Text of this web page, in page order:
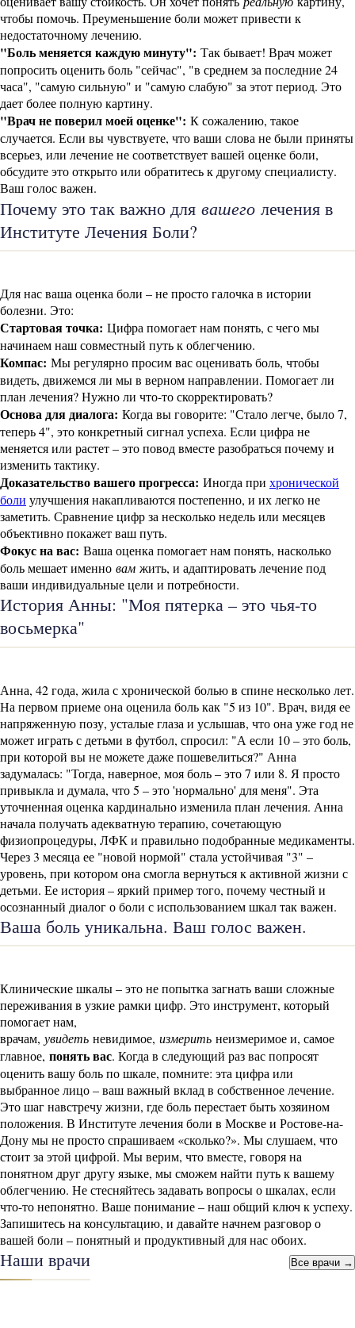
чтобы помочь. Преуменьшение боли может привести к
недостаточному лечению.
"Боль меняется каждую минуту": Так бывает! Врач может
попросить оценить боль "сейчас", "в среднем за последние 24
часа", "самую сильную" и "самую слабую" за этот период. Это
дает более полную картину.
"Врач не поверил моей оценке": К сожалению, такое
случается. Если вы чувствуете, что ваши слова не были приняты
всерьез, или лечение не соответствует вашей оценке боли,
обсудите это открыто или обратитесь к другому специалисту.
Ваш голос важен.
Почему это так важно для вашего лечения в
Институте Лечения Боли?
Для нас ваша оценка боли – не просто галочка в истории
болезни. Это:
Стартовая точка: Цифра помогает нам понять, с чего мы
начинаем наш совместный путь к облегчению.
Компас: Мы регулярно просим вас оценивать боль, чтобы
видеть, движемся ли мы в верном направлении. Помогает ли
план лечения? Нужно ли что-то скорректировать?
Основа для диалога: Когда вы говорите: "Стало легче, было 7,
теперь 4", это конкретный сигнал успеха. Если цифра не
меняется или растет – это повод вместе разобраться почему и
изменить тактику.
Доказательство вашего прогресса: Иногда при хронической
боли улучшения накапливаются постепенно, и их легко не
заметить. Сравнение цифр за несколько недель или месяцев
объективно покажет ваш путь.
Фокус на вас: Ваша оценка помогает нам понять, насколько
боль мешает именно вам жить, и адаптировать лечение под
ваши индивидуальные цели и потребности.
История Анны: "Моя пятерка – это чья-то
восьмерка"
Анна, 42 года, жила с хронической болью в спине несколько лет.
На первом приеме она оценила боль как "5 из 10". Врач, видя ее
напряженную позу, усталые глаза и услышав, что она уже год не
может играть с детьми в футбол, спросил: "А если 10 – это боль,
при которой вы не можете даже пошевелиться?" Анна
задумалась: "Тогда, наверное, моя боль – это 7 или 8. Я просто
привыкла и думала, что 5 – это 'нормально' для меня". Эта
уточненная оценка кардинально изменила план лечения. Анна
начала получать адекватную терапию, сочетающую
физиопроцедуры, ЛФК и правильно подобранные медикаменты.
Через 3 месяца ее "новой нормой" стала устойчивая "3" –
уровень, при котором она смогла вернуться к активной жизни с
детьми. Ее история – яркий пример того, почему честный и
осознанный диалог о боли с использованием шкал так важен.
Ваша боль уникальна. Ваш голос важен.
Клинические шкалы – это не попытка загнать ваши сложные
переживания в узкие рамки цифр. Это инструмент, который
помогает нам,
врачам, увидеть невидимое, измерить неизмеримое и, самое
главное, понять вас. Когда в следующий раз вас попросят
оценить вашу боль по шкале, помните: эта цифра или
выбранное лицо – ваш важный вклад в собственное лечение.
Это шаг навстречу жизни, где боль перестает быть хозяином
положения. В Институте лечения боли в Москве и Ростове-на-
Дону мы не просто спрашиваем «сколько?». Мы слушаем, что
стоит за этой цифрой. Мы верим, что вместе, говоря на
понятном друг другу языке, мы сможем найти путь к вашему
облегчению. Не стесняйтесь задавать вопросы о шкалах, если
что-то непонятно. Ваше понимание – наш общий ключ к успеху.
Запишитесь на консультацию, и давайте начнем разговор о
вашей боли – понятный и продуктивный для нас обоих.
Наши врачи Все врачи →